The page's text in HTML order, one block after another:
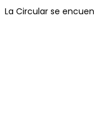
La Circular se